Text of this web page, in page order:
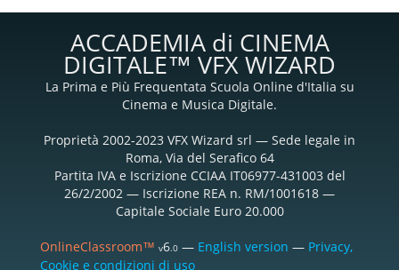
ACCADEMIA di CINEMA
DIGITALE™ VFX WIZARD
La Prima e Più Frequentata Scuola Online d'Italia su
Cinema e Musica Digitale.
Proprietà 2002-2023 VFX Wizard srl — Sede legale in
Roma, Via del Serafico 64
Partita IVA e Iscrizione CCIAA IT06977-431003 del
26/2/2002 — Iscrizione REA n. RM/1001618 —
Capitale Sociale Euro 20.000
OnlineClassroom™ v6.0— English version — Privacy,
Cookie e condizioni di uso